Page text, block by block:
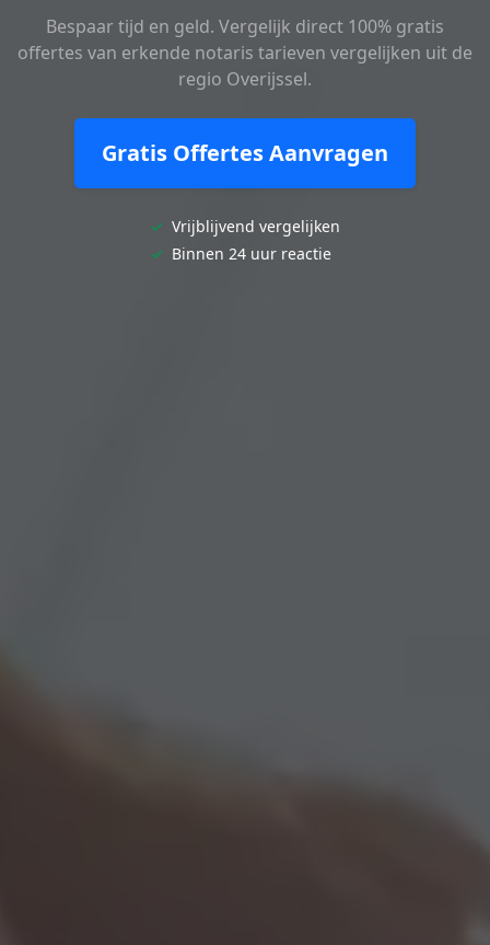
Bespaar tijd en geld. Vergelijk direct 100% gratis
offertes van erkende notaris tarieven vergelijken uit de
regio Overijssel.
Gratis Offertes Aanvragen
✓ Vrijblijvend vergelijken
✓ Binnen 24 uur reactie